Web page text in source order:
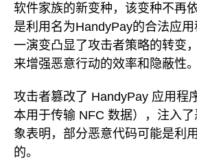
软件家族的新变种，该变种不再
是利用名为HandyPay的合法应
一演变凸显了攻击者策略的转变
来增强恶意行动的效率和隐蔽性。
攻击者篡改了 HandyPay 应用程
本用于传输 NFC 数据），注入
象表明，部分恶意代码可能是利
的。